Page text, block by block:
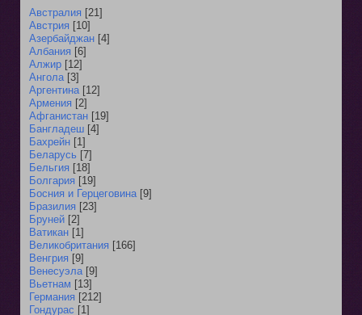
Австралия [21]
Австрия [10]
Азербайджан [4]
Албания [6]
Алжир [12]
Ангола [3]
Аргентина [12]
Армения [2]
Афганистан [19]
Бангладеш [4]
Бахрейн [1]
Беларусь [7]
Бельгия [18]
Болгария [19]
Босния и Герцеговина [9]
Бразилия [23]
Бруней [2]
Ватикан [1]
Великобритания [166]
Венгрия [9]
Венесуэла [9]
Вьетнам [13]
Германия [212]
Гондурас [1]